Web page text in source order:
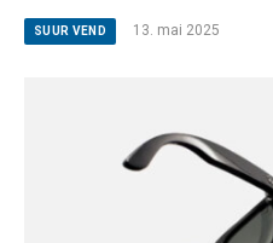
SUUR VEND 13. mai 2025